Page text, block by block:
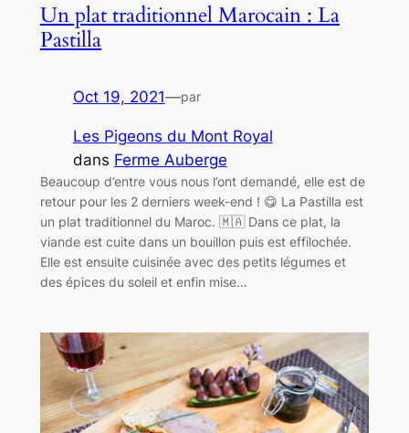
Un plat traditionnel Marocain : La
Pastilla
Oct 19, 2021—par
Les Pigeons du Mont Royal
dans Ferme Auberge
Beaucoup d’entre vous nous l’ont demandé, elle est de
retour pour les 2 derniers week-end ! 😋 La Pastilla est
un plat traditionnel du Maroc. 🇲🇦 Dans ce plat, la
viande est cuite dans un bouillon puis est effilochée.
Elle est ensuite cuisinée avec des petits légumes et
des épices du soleil et enfin mise…